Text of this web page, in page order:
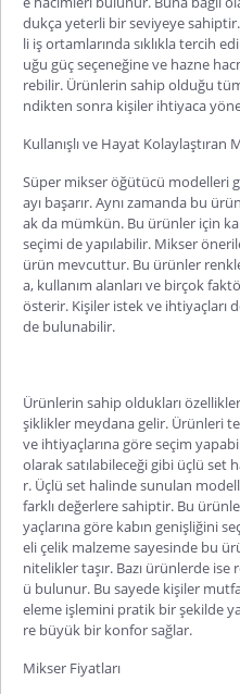
dukça yeterli bir seviyeye sahiptir.
li iş ortamlarında sıklıkla tercih
uğu güç seçeneğine ve hazne
rebilir. Ürünlerin sahip olduğu
ndikten sonra kişiler ihtiyaca
Kullanışlı ve Hayat Kolaylaştıran
Süper mikser öğütücü modelleri
ayı başarır. Aynı zamanda bu
ak da mümkün. Bu ürünler için
seçimi de yapılabilir. Mikser
ürün mevcuttur. Bu ürünler
a, kullanım alanları ve birçok
österir. Kişiler istek ve ihtiyaçları
de bulunabilir.
Ürünlerin sahip oldukları
şiklikler meydana gelir. Ürünleri
ve ihtiyaçlarına göre seçim
olarak satılabileceği gibi üçlü set
r. Üçlü set halinde sunulan
farklı değerlere sahiptir. Bu
yaçlarına göre kabın genişliğini
eli çelik malzeme sayesinde bu
nitelikler taşır. Bazı ürünlerde
ü bulunur. Bu sayede kişiler
eleme işlemini pratik bir şekilde
re büyük bir konfor sağlar.
Mikser Fiyatları